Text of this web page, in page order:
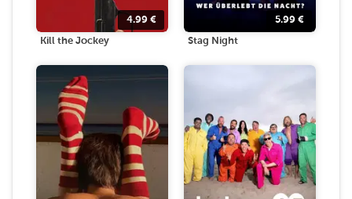
4.99 €
Kill the Jockey
5.99 €
Stag Night